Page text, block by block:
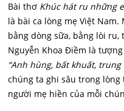
Bài thơ Khúc hát ru những
là bài ca lòng mẹ Việt
bằng dòng sữa, bằng lòi
Nguyễn Khoa Điềm là
“Anh hùng, bất khuất,
chúng ta ghi sâu trong
người mẹ hiền của mỗi